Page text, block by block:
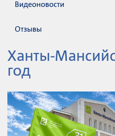
Видеоновости
Отзывы
Ханты-
год